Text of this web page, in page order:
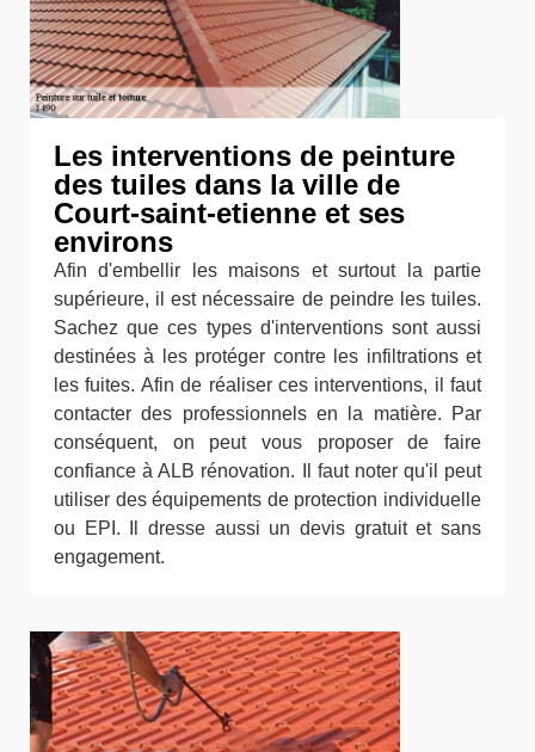
Les interventions de peinture
des tuiles dans la ville de
Court-saint-etienne et ses
environs
Afin d'embellir les maisons et surtout la partie
supérieure, il est nécessaire de peindre les tuiles.
Sachez que ces types d'interventions sont aussi
destinées à les protéger contre les infiltrations et
les fuites. Afin de réaliser ces interventions, il faut
contacter des professionnels en la matière. Par
conséquent, on peut vous proposer de faire
confiance à ALB rénovation. Il faut noter qu'il peut
utiliser des équipements de protection individuelle
ou EPI. Il dresse aussi un devis gratuit et sans
engagement.